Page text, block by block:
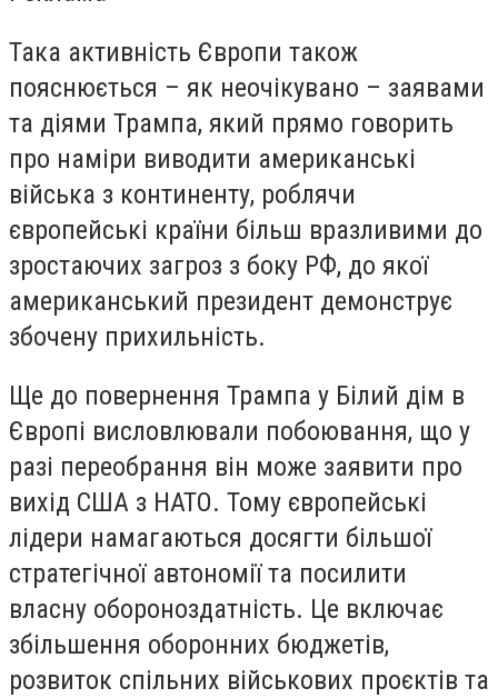
Така активність Європи також
пояснюється – як неочікувано – заявами
та діями Трампа, який прямо говорить
про наміри виводити американські
війська з континенту, роблячи
європейські країни більш вразливими до
зростаючих загроз з боку РФ, до якої
американський президент демонструє
збочену прихильність.
Ще до повернення Трампа у Білий дім в
Європі висловлювали побоювання, що у
разі переобрання він може заявити про
вихід США з НАТО. Тому європейські
лідери намагаються досягти більшої
стратегічної автономії та посилити
власну обороноздатність. Це включає
збільшення оборонних бюджетів,
розвиток спільних військових проєктів та